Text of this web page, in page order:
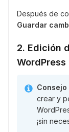
Después de
Guardar
2. Edición
Consejo
crear y
¡sin